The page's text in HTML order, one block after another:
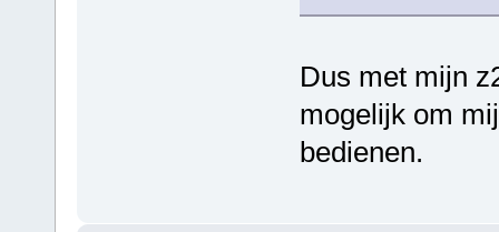
Dus met mijn
mogelijk om
bedienen.